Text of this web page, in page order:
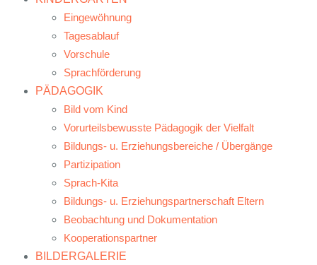
Eingewöhnung
Tagesablauf
Vorschule
Sprachförderung
PÄDAGOGIK
Bild vom Kind
Vorurteilsbewusste Pädagogik der Vielfalt
Bildungs- u. Erziehungsbereiche / Übergänge
Partizipation
Sprach-Kita
Bildungs- u. Erziehungspartnerschaft Eltern
Beobachtung und Dokumentation
Kooperationspartner
BILDERGALERIE